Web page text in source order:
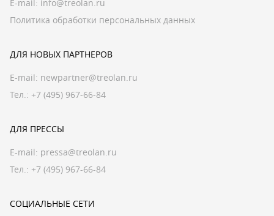
E-mail: info@treolan.ru
Политика обработки персональных данных
ДЛЯ НОВЫХ ПАРТНЕРОВ
E-mail: newpartner@treolan.ru
Тел.: +7 (495) 967-66-84
ДЛЯ ПРЕССЫ
E-mail: pressa@treolan.ru
Тел.: +7 (495) 967-66-84
СОЦИАЛЬНЫЕ СЕТИ